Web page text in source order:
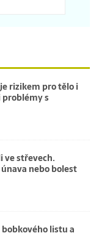
rizikem pro tělo i
s
ve střevech.
nebo bolest
listu a